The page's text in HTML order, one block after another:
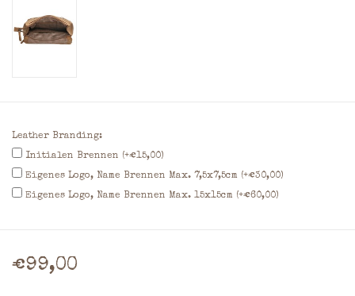
Leather Branding:
Initialen Brennen (+€15,00)
Eigenes Logo, Name Brennen Max. 7,5x7,5cm (+€30,00)
Eigenes Logo, Name Brennen Max. 15x15cm (+€60,00)
€99,00